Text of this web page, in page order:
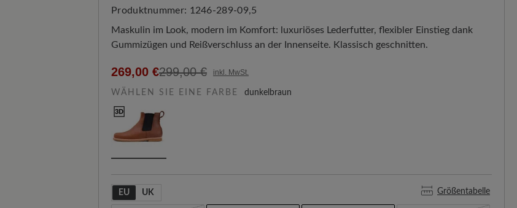
Produktnummer: 1246-289-09,5
Maskulin im Look, modern im Komfort: luxuriöses Lederfutter, flexibler Einstieg dank
Gummizügen und Reißverschluss an der Innenseite. Klassisch geschnitten.
269,00 €299,00 € inkl. MwSt.
WÄHLEN SIE EINE FARBE dunkelbraun
EU UK Größentabelle